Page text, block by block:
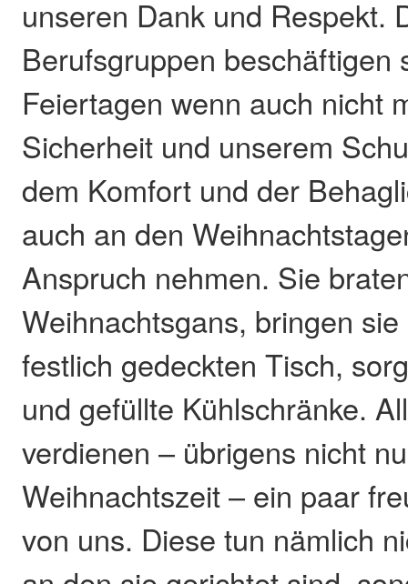
unseren Dank und Respekt.
Berufsgruppen beschäftigen
Feiertagen wenn auch nicht
Sicherheit und unserem
dem Komfort und der
auch an den
Anspruch nehmen. Sie
Weihnachtsgans, bringen
festlich gedeckten Tisch,
und gefüllte Kühlschränke.
verdienen – übrigens nicht
Weihnachtszeit – ein paar
von uns. Diese tun nämlich